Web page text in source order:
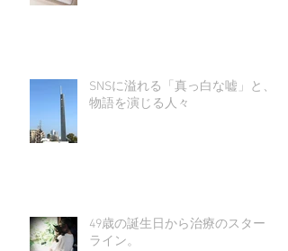
SNSに溢れる「真っ白な嘘」と、
物語を演じる人々
49歳の誕生日から治療のスタート
ライン。